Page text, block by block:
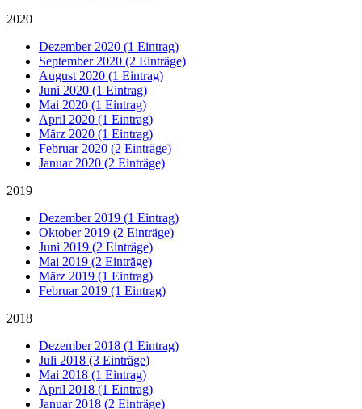
2020
Dezember 2020 (1 Eintrag)
September 2020 (2 Einträge)
August 2020 (1 Eintrag)
Juni 2020 (1 Eintrag)
Mai 2020 (1 Eintrag)
April 2020 (1 Eintrag)
März 2020 (1 Eintrag)
Februar 2020 (2 Einträge)
Januar 2020 (2 Einträge)
2019
Dezember 2019 (1 Eintrag)
Oktober 2019 (2 Einträge)
Juni 2019 (2 Einträge)
Mai 2019 (2 Einträge)
März 2019 (1 Eintrag)
Februar 2019 (1 Eintrag)
2018
Dezember 2018 (1 Eintrag)
Juli 2018 (3 Einträge)
Mai 2018 (1 Eintrag)
April 2018 (1 Eintrag)
Januar 2018 (2 Einträge)